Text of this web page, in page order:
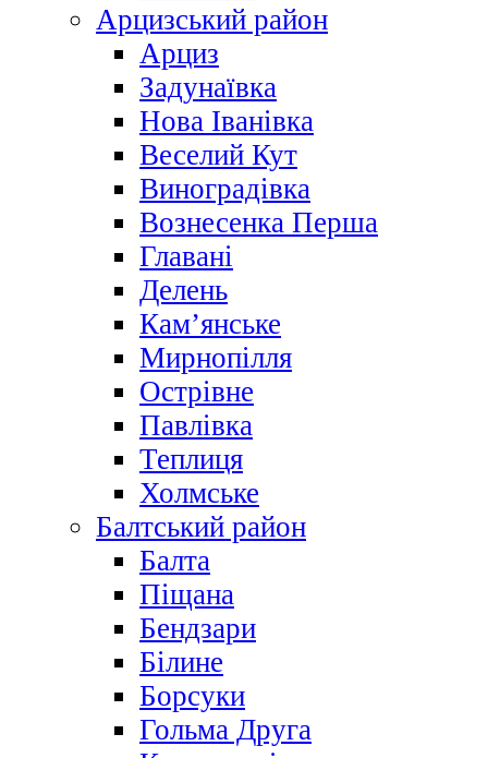
Арцизський район
Арциз
Задунаївка
Нова Іванівка
Веселий Кут
Виноградівка
Вознесенка Перша
Главані
Делень
Кам’янське
Мирнопілля
Острівне
Павлівка
Теплиця
Холмське
Балтський район
Балта
Піщана
Бендзари
Білине
Борсуки
Гольма Друга